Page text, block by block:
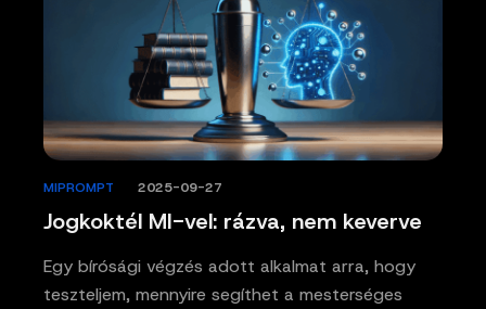
Jogkoktél MI-vel: rázva, nem keverve
MIPROMPT 2025-09-27
Egy bírósági végzés adott alkalmat arra, hogy
teszteljem, mennyire segíthet a mesterséges